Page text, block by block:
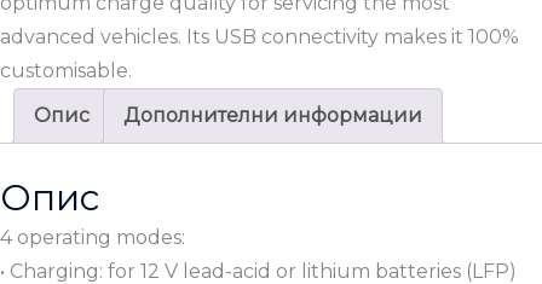
advanced vehicles. Its USB connectivity makes it 100%
customisable.
Опис
Дополнителни информации
Опис
4 operating modes:
• Charging: for 12 V lead-acid or lithium batteries (LFP)